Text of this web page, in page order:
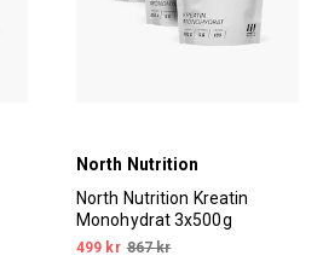
North Nutrition
North Nutrition Kreatin
Monohydrat 3x500g
499 kr 867 kr